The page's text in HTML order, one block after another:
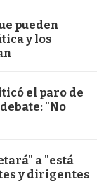
pueden
y los
el paro de
"No
a "está
y dirigentes